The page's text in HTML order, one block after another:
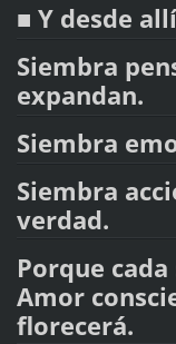
■ Y desde
Siembra
expandan.
Siembra
Siembra
verdad.
Porque
Amor
florecerá.